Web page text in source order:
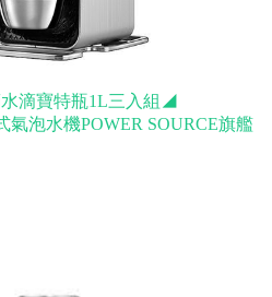
滴寶特瓶1L三入組◢
氣泡水機POWER SOURCE旗艦